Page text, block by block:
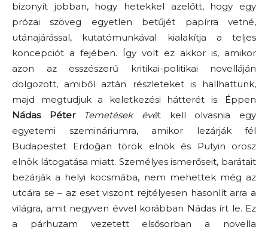
bizonyít jobban, hogy hetekkel azelőtt, hogy egy
prózai szöveg egyetlen betűjét papírra vetné,
utánajárással, kutatómunkával kialakítja a teljes
koncepciót a fejében. Így volt ez akkor is, amikor
azon az esszészerű kritikai-politikai novelláján
dolgozott, amiből aztán részleteket is hallhattunk,
majd megtudjuk a keletkezési hátterét is. Éppen
Nádas Péter
Temetések évét kell olvasnia egy
egyetemi szemináriumra, amikor lezárják fél
Budapestet Erdoğan török elnök és Putyin orosz
elnök látogatása miatt. Személyes ismerőseit, barátait
bezárják a helyi kocsmába, nem mehettek még az
utcára se – az eset viszont rejtélyesen hasonlít arra a
világra, amit negyven évvel korábban Nádas írt le. Ez
a párhuzam vezetett elsősorban a novella